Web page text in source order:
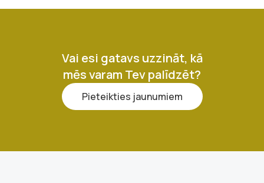
Vai esi gatavs uzzināt, kā
mēs varam Tev palīdzēt?
Pieteikties jaunumiem